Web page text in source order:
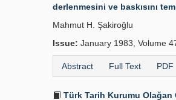
derlenmesini ve baskısını
Mahmut H. Şakiroğlu
Issue: January 1983, Volume
Abstract Full Text PDF
Türk Tarih Kurumu Olağan